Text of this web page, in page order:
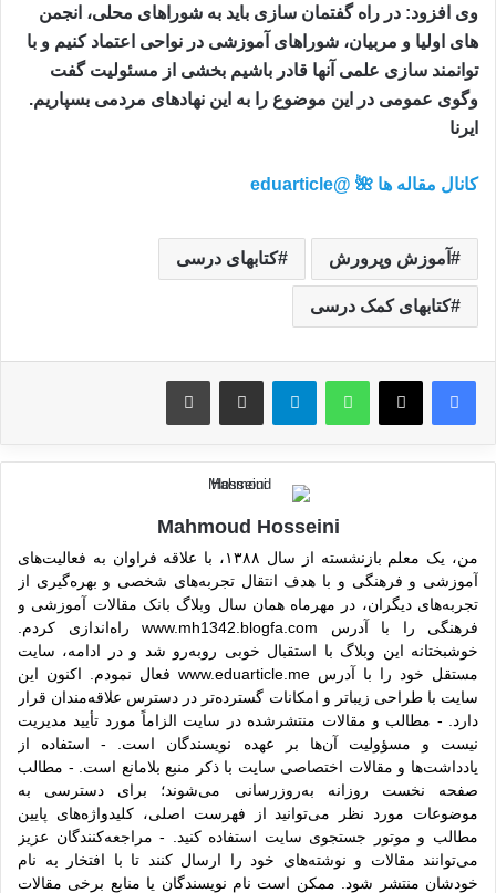
وی افزود: در راه گفتمان سازی باید به شوراهای محلی، انجمن
های اولیا و مربیان، شوراهای آموزشی در نواحی اعتماد کنیم و با
توانمند سازی علمی آنها قادر باشیم بخشی از مسئولیت گفت
وگوی عمومی در این موضوع را به این نهادهای مردمی بسپاریم.
ایرنا
کانال مقاله ها 🌺 @eduarticle
آموزش وپرورش کتابهای درسی
کتابهای کمک درسی
واتس آپ اشتراک گذاری از طریق ایمیل
Mahmoud Hosseini
من، یک معلم بازنشسته از سال ۱۳۸۸، با علاقه فراوان به فعالیت‌های
آموزشی و فرهنگی و با هدف انتقال تجربه‌های شخصی و بهره‌گیری از
تجربه‌های دیگران، در مهرماه همان سال وبلاگ بانک مقالات آموزشی و
فرهنگی را با آدرس www.mh1342.blogfa.com راه‌اندازی کردم.
خوشبختانه این وبلاگ با استقبال خوبی روبه‌رو شد و در ادامه، سایت
مستقل خود را با آدرس www.eduarticle.me فعال نمودم. اکنون این
سایت با طراحی زیباتر و امکانات گسترده‌تر در دسترس علاقه‌مندان قرار
دارد. - مطالب و مقالات منتشرشده در سایت الزاماً مورد تأیید مدیریت
نیست و مسؤولیت آن‌ها بر عهده نویسندگان است. - استفاده از
یادداشت‌ها و مقالات اختصاصی سایت با ذکر منبع بلامانع است. - مطالب
صفحه نخست روزانه به‌روزرسانی می‌شوند؛ برای دسترسی به
موضوعات مورد نظر می‌توانید از فهرست اصلی، کلیدواژه‌های پایین
مطالب و موتور جستجوی سایت استفاده کنید. - مراجعه‌کنندگان عزیز
می‌توانند مقالات و نوشته‌های خود را ارسال کنند تا با افتخار به نام
خودشان منتشر شود. ممکن است نام نویسندگان یا منابع برخی مقالات